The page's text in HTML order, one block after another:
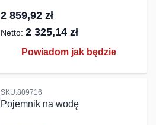
2 859,92 zł
2 325,14 zł
Powiadom jak będzie
SKU:809716
Pojemnik na wodę